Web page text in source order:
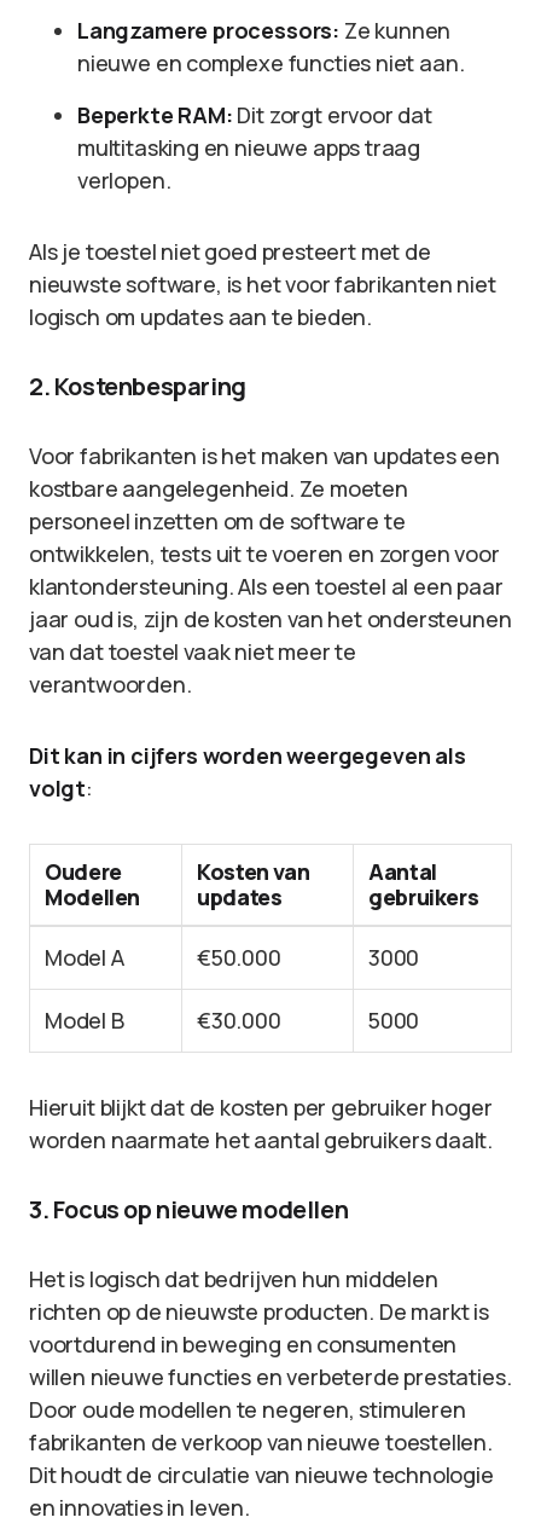
Langzamere processors: Ze kunnen
nieuwe en complexe functies niet aan.
Beperkte RAM: Dit zorgt ervoor dat
multitasking en nieuwe apps traag
verlopen.
Als je toestel niet goed presteert met de
nieuwste software, is het voor fabrikanten niet
logisch om updates aan te bieden.
2. Kostenbesparing
Voor fabrikanten is het maken van updates een
kostbare aangelegenheid. Ze moeten
personeel inzetten om de software te
ontwikkelen, tests uit te voeren en zorgen voor
klantondersteuning. Als een toestel al een paar
jaar oud is, zijn de kosten van het ondersteunen
van dat toestel vaak niet meer te
verantwoorden.
Dit kan in cijfers worden weergegeven als
volgt:
Oudere
Modellen
Kosten van
updates
Aantal
gebruikers
Model A €50.000 3000
Model B €30.000 5000
Hieruit blijkt dat de kosten per gebruiker hoger
worden naarmate het aantal gebruikers daalt.
3. Focus op nieuwe modellen
Het is logisch dat bedrijven hun middelen
richten op de nieuwste producten. De markt is
voortdurend in beweging en consumenten
willen nieuwe functies en verbeterde prestaties.
Door oude modellen te negeren, stimuleren
fabrikanten de verkoop van nieuwe toestellen.
Dit houdt de circulatie van nieuwe technologie
en innovaties in leven.